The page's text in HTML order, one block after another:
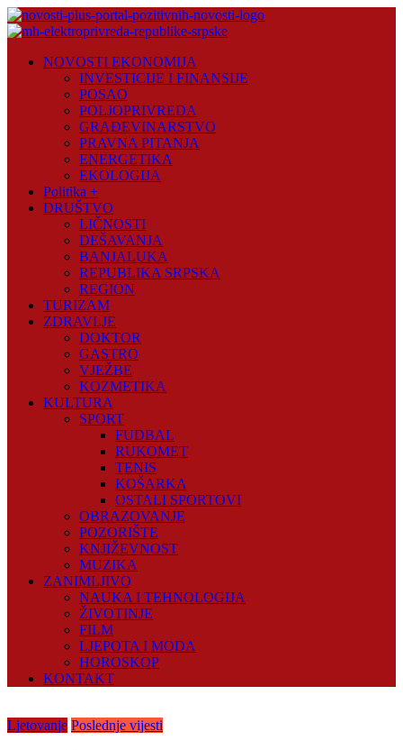
Skip
to
Plus
NOVOSTI EKONOMIJA
INVESTICIJE I FINANSIJE
POSAO
POLJOPRIVREDA
GRAĐEVINARSTVO
PRAVNA PITANJA
ENERGETIKA
EKOLOGIJA
Politika +
DRUŠTVO
LIČNOSTI
DEŠAVANJA
BANJALUKA
REPUBLIKA SRPSKA
REGION
TURIZAM
ZDRAVLJE
DOKTOR
GASTRO
VJEŽBE
KOZMETIKA
KULTURA
SPORT
FUDBAL
RUKOMET
TENIS
KOŠARKA
OSTALI SPORTOVI
OBRAZOVANJE
POZORIŠTE
KNJIŽEVNOST
MUZIKA
ZANIMLJIVO
NAUKA I TEHNOLOGIJA
ŽIVOTINJE
FILM
LJEPOTA I MODA
HOROSKOP
KONTAKT
Ljetovanje Poslednje vijesti